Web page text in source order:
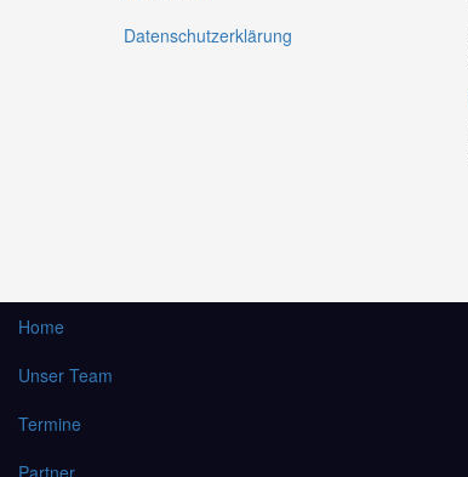
Datenschutzerklärung
Home
Unser Team
Termine
Partner